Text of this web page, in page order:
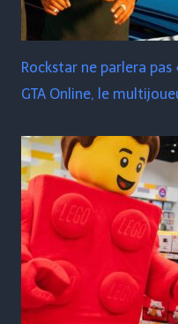
Rockstar ne parlera
GTA Online, le